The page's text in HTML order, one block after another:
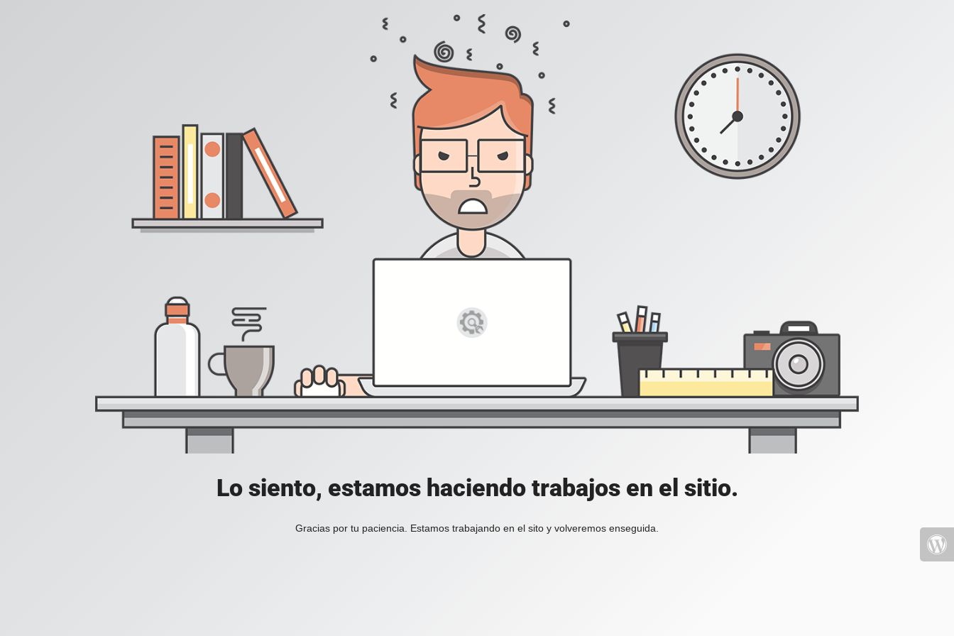
Lo siento, estamos haciendo trabajos en el sitio.
Gracias por tu paciencia. Estamos trabajando en el sito y volveremos enseguida.